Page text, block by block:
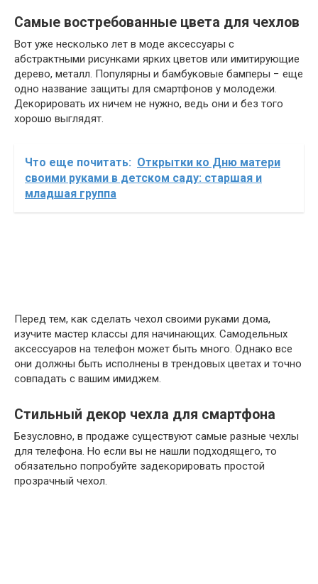
Самые востребованные цвета для чехлов
Вот уже несколько лет в моде аксессуары с
абстрактными рисунками ярких цветов или имитирующие
дерево, металл. Популярны и бамбуковые бамперы − еще
одно название защиты для смартфонов у молодежи.
Декорировать их ничем не нужно, ведь они и без того
хорошо выглядят.
Что еще почитать: Открытки ко Дню матери
своими руками в детском саду: старшая и
младшая группа
Перед тем, как сделать чехол своими руками дома,
изучите мастер классы для начинающих. Самодельных
аксессуаров на телефон может быть много. Однако все
они должны быть исполнены в трендовых цветах и точно
совпадать с вашим имиджем.
Стильный декор чехла для смартфона
Безусловно, в продаже существуют самые разные чехлы
для телефона. Но если вы не нашли подходящего, то
обязательно попробуйте задекорировать простой
прозрачный чехол.